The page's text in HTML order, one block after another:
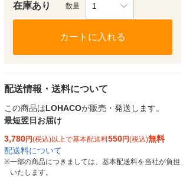
在庫あり 数量 1
カートに入れる
配送情報・送料について
この商品はLOHACOが販売・発送します。
最短翌日お届け
3,780円(税込)以上で基本配送料550円(税込)無料
配送料について
※一部の商品につきましては、基本配送料を当社が負担
いたします。